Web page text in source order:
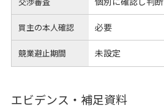
買主の本人確認 必要
競業避止期間 未設定
エビデンス・補足資料